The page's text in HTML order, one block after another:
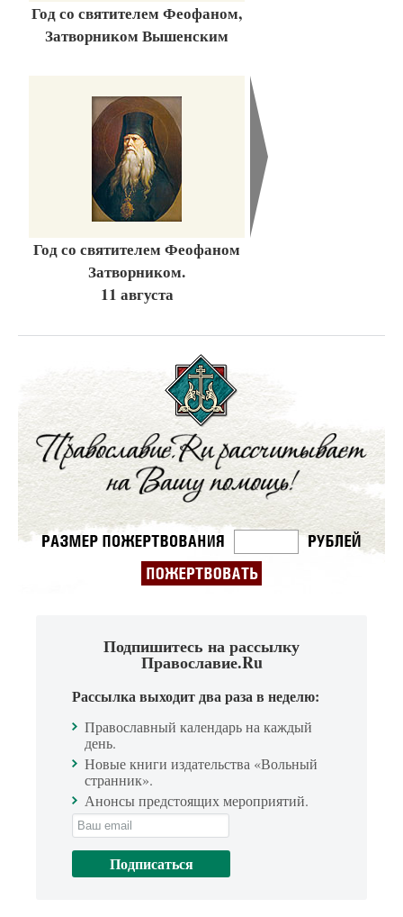
Год со святителем Феофаном,
Затворником Вышенским
Год со святителем Феофаном
Затворником.
11 августа
Подпишитесь на рассылку
Православие.Ru
Рассылка выходит два раза в неделю:
Православный календарь на каждый
день.
Новые книги издательства «Вольный
странник».
Анонсы предстоящих мероприятий.